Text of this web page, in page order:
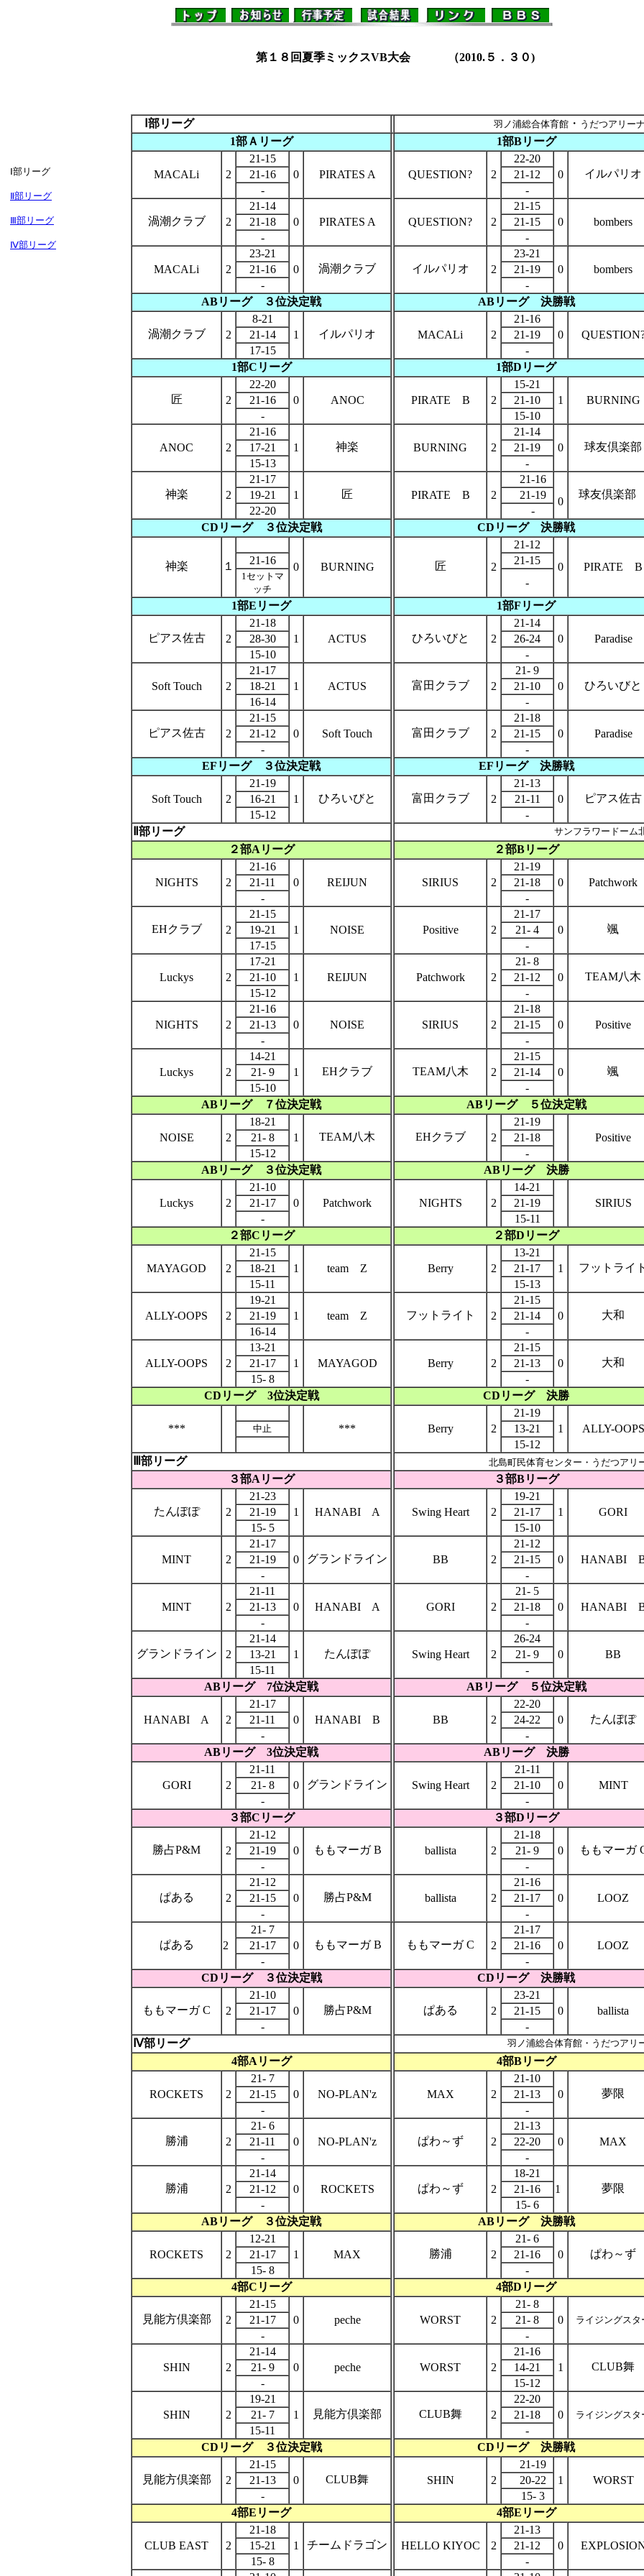
Ⅰ部リーグ
Ⅱ部リーグ
Ⅲ部リーグ
Ⅳ部リーグ
第１８回夏季ミックスVB大会 （2010.５．３０)
Ⅰ部リーグ 羽ノ浦総合体育館 ・ うだつアリー
1部Ａリーグ 1部Bリーグ
MACALi 2
21-15
0
PIRATES A QUESTION? 2
22-20
0
イルパリオ
21-16
21-12
-
-
渦潮クラブ 2
21-14
0
PIRATES A QUESTION? 2
21-15
0
bombers
21-18
21-15
-
-
MACALi 2
23-21
0
渦潮クラブ イルパリオ 2
23-21
0
bombers
21-16
21-19
-
-
ABリーグ ３位決定戦
ABリーグ 決勝戦
渦潮クラブ 2
8-21
1
イルパリオ MACALi 2
21-16
0
21-14
21-19
17-15
-
1部Cリーグ
1部Dリーグ
匠 2
22-20
0
ANOC PIRATE B 2
15-21
1
BURNING
21-16
21-10
-
15-10
ANOC 2
21-16
1
神楽 BURNING 2
21-14
0
球友倶楽部
17-21
21-19
15-13
-
神楽 2
21-17
1
匠 PIRATE B 2
21-16
0
球友倶楽
19-21
21-19
22-20
-
CDリーグ
３位決定戦 CDリーグ 決勝戦
神楽 １ 0 BURNING 匠 2
21-12
0
PIRATE B
21-16 21-15
1セットマ
ッチ
-
1部Eリーグ
1部Fリーグ
ピアス佐古 2
21-18
1
ACTUS ひろいびと 2
21-14
0
Paradise
28-30
26-24
15-10
-
Soft Touch 2
21-17
1
ACTUS 富田クラブ 2
21- 9
0
ひろいびと
18-21
21-10
16-14
-
ピアス佐古 2
21-15
0
Soft Touch 富田クラブ 2
21-18
0
Paradise
21-12
21-15
-
-
EFリーグ ３位決定戦
EFリーグ 決勝戦
Soft Touch 2
21-19
1
ひろいびと 富田クラブ 2
21-13
0
ピアス佐古
16-21
21-11
15-12
-
Ⅱ部リーグ
サンフラワードーム
２部Aリーグ ２部Bリーグ
NIGHTS 2
21-16
0
REIJUN SIRIUS 2
21-19
0
Patchwork
21-11
21-18
-
-
EHクラブ 2
21-15
1
NOISE Positive 2
21-17
0
颯
19-21
21- 4
17-15
-
Luckys 2
17-21
1
REIJUN Patchwork 2
21- 8
0
TEAM八木
21-10
21-12
15-12
-
NIGHTS 2
21-16
0
NOISE SIRIUS 2
21-18
0
Positive
21-13
21-15
-
-
Luckys 2
14-21
1
EHクラブ TEAM八木 2
21-15
0
颯
21- 9
21-14
15-10
-
ABリーグ ７位決定戦
ABリーグ ５位決定戦
NOISE 2
18-21
1
TEAM八木 EHクラブ 2
21-19
Positive
21- 8
21-18
15-12
-
ABリーグ ３位決定戦
ABリーグ 決勝
Luckys 2
21-10
0
Patchwork NIGHTS 2
14-21
SIRIUS
21-17
21-19
-
15-11
２部Cリーグ
２部Dリーグ
MAYAGOD 2
21-15
1
team Z Berry 2
13-21
1
フットライ
18-21
21-17
15-11
15-13
ALLY-OOPS 2
19-21
1
team Z フットライト 2
21-15
0
大和
21-19
21-14
16-14
-
ALLY-OOPS 2
13-21
1
MAYAGOD Berry 2
21-15
0
大和
21-17
21-13
15- 8
-
CDリーグ 3位決定戦
CDリーグ 決勝
*** *** Berry 2
21-19
1
ALLY-OOPS
中止
13-21
15-12
Ⅲ部リーグ
北島町民体育センター・うだつアリ
３部Aリーグ ３部Bリーグ
たんぽぽ 2
21-23
1
HANABI A Swing Heart 2
19-21
1
GORI
21-19
21-17
15- 5
15-10
MINT 2
21-17
0
グランドライン BB 2
21-12
0
HANABI
21-19
21-15
-
-
MINT 2
21-11
0
HANABI A GORI 2
21- 5
0
HANABI
21-13
21-18
-
-
グランドライン 2
21-14
1
たんぽぽ Swing Heart 2
26-24
0
BB
13-21
21- 9
15-11
-
ABリーグ
7位決定戦 ABリーグ ５位決定戦
HANABI A 2
21-17
0
HANABI B BB 2
22-20
0
たんぽぽ
21-11
24-22
-
-
ABリーグ 3位決定戦
ABリーグ 決勝
GORI 2
21-11
0
グランドライン Swing Heart 2
21-11
0
MINT
21- 8
21-10
-
-
３部Cリーグ
３部Dリーグ
勝占P&M 2
21-12
0
ももマーガ B ballista 2
21-18
0
ももマーガ
21-19
21- 9
-
-
ぱある 2
21-12
0
勝占P&M ballista 2
21-16
0
LOOZ
21-15
21-17
-
-
ぱある 2
21- 7
0
ももマーガ B ももマーガ C 2
21-17
0
LOOZ
21-17
21-16
-
-
CDリーグ ３位決定戦
CDリーグ 決勝戦
ももマーガ C 2
21-10
0
勝占P&M ぱある 2
23-21
0
ballista
21-17
21-15
-
-
Ⅳ部リーグ
羽ノ浦総合体育館・うだつアリ
4部Aリーグ 4部Bリーグ
ROCKETS 2
21- 7
0
NO-PLAN'z MAX 2
21-10
0
夢限
21-15
21-13
-
-
勝浦 2
21- 6
0
NO-PLAN'z ぱわ～ず 2
21-13
0
MAX
21-11
22-20
-
-
勝浦 2
21-14
0
ROCKETS ぱわ～ず 2
18-21
1
夢限
21-12
21-16
-
15- 6
ABリーグ ３位決定戦
ABリーグ 決勝戦
ROCKETS 2
12-21
1
MAX 勝浦 2
21- 6
0
ぱわ～ず
21-17
21-16
15- 8
-
4部Cリーグ
4部Dリーグ
見能方倶楽部 2
21-15
0
peche WORST 2
21- 8
0
ライジングスタ
21-17
21- 8
-
-
SHIN 2
21-14
0
peche WORST 2
21-16
1
CLUB舞
21- 9
14-21
-
15-12
SHIN 2
19-21
1
見能方倶楽部 CLUB舞 2
22-20
0
ライジングスタ
21- 7
21-18
15-11
-
CDリーグ ３位決定戦
CDリーグ 決勝戦
見能方倶楽部 2
21-15
0
CLUB舞 SHIN 2
21-19
1
WORST
21-13
20-22
-
15- 3
4部Eリーグ
4部Eリーグ
CLUB EAST 2
21-18
1
チームドラゴン HELLO KIYOC 2
21-13
0
15-21
21-12
15- 8
-